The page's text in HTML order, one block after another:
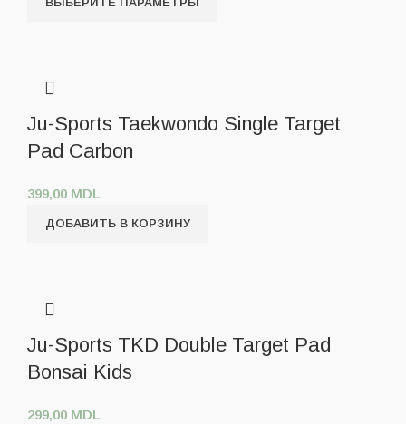
Ju-Sports Taekwondo Single Target
Pad Carbon
399,00 MDL
ДОБАВИТЬ В КОРЗИНУ
Ju-Sports TKD Double Target Pad
Bonsai Kids
299,00 MDL